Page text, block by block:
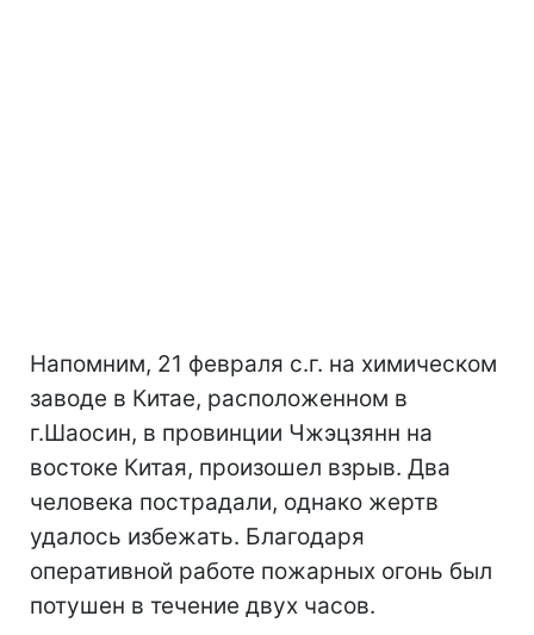
Напомним, 21 февраля с.г. на химическом
заводе в Китае, расположенном в
г.Шаосин, в провинции Чжэцзянн на
востоке Китая, произошел взрыв. Два
человека пострадали, однако жертв
удалось избежать. Благодаря
оперативной работе пожарных огонь был
потушен в течение двух часов.